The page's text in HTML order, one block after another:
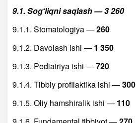
9.1. Sogʻliqni saqlash — 3 260
9.1.1. Stomatologiya —260
9.1.2. Davolash ishi — 1 350
9.1.3. Pediatriya ishi —720
9.1.4. Tibbiy profilaktika ishi —300
9.1.5. Oliy hamshiralik ishi — 110